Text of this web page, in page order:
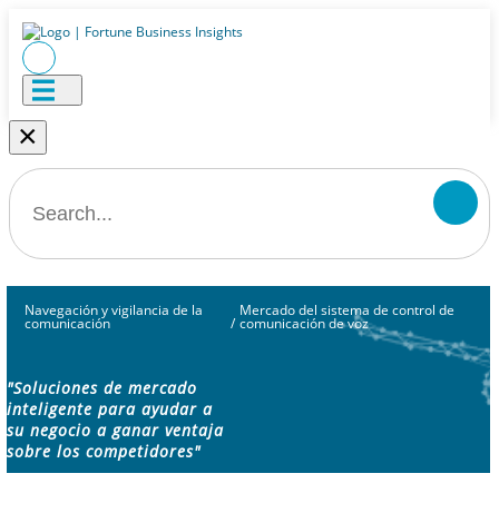
×
Navegación y vigilancia de la
comunicación /
Mercado del sistema de control de
comunicación de voz
"Soluciones de mercado
inteligente para ayudar a
su negocio a ganar ventaja
sobre los competidores"